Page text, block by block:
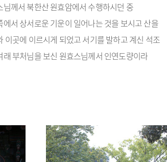
님께서 북한산 원효암에서 수행하시던 중
에서 상서로운 기운이 일어나는 것을 보시고 산을
이곳에 이르시게 되었고 서기를 발하고 계신 석조
래 부처님을 보신 원효스님께서 인연도량이라